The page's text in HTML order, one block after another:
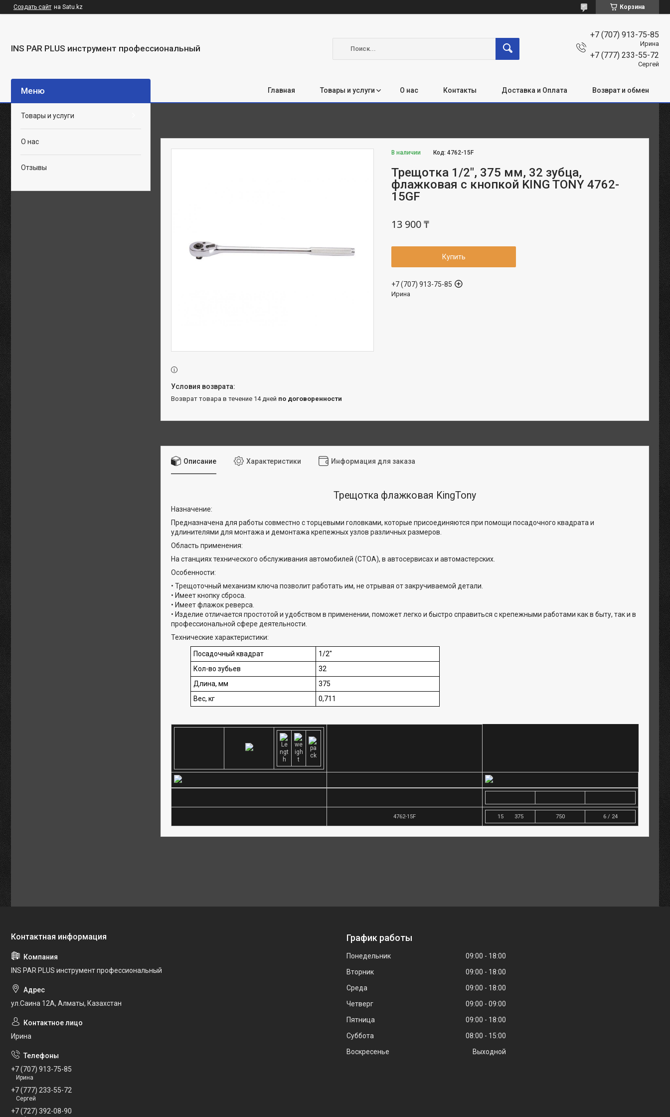
Создать сайт на Satu.kz Корзина
INS PAR PLUS инструмент профессиональный
+7 (707) 913-75-85
Ирина
+7 (777) 233-55-72
Сергей
Главная Товары и услуги О нас Контакты Доставка и Оплата Возврат и обмен
В наличии Код:4762-15F
Трещотка 1/2", 375 мм, 32 зубца,
флажковая с кнопкой KING TONY 4762-
15GF
13 900 ₸
Купить
+7 (707) 913-75-85
Ирина
возврат товара в течение 14 дней по договоренности
Описание Характеристики Информация для заказа
Трещотка флажковая KingTony
Назначение:
Предназначена для работы совместно с торцевыми головками, которые присоединяются при помощи посадочного квадрата и
удлинителями для монтажа и демонтажа крепежных узлов различных размеров.
Область применения:
На станциях технического обслуживания автомобилей (СТОА), в автосервисах и автомастерских.
Особенности:
• Трещоточный механизм ключа позволит работать им, не отрывая от закручиваемой детали.
• Имеет кнопку сброса.
• Имеет флажок реверса.
• Изделие отличается простотой и удобством в применении, поможет легко и быстро справиться с крепежными работами как в быту, так и в
профессиональной сфере деятельности.
Технические характеристики:
Посадочный квадрат
1/2"
Кол-во зубьев
32
Длина, мм
375
Вес, кг
0,711
4762-15F 15 375 750 6 / 24
Товары и услуги
О нас
Отзывы
INS PAR PLUS инструмент профессиональный
ул.Саина 12А, Алматы, Казахстан
Ирина
+7 (707) 913-75-85
Ирина
+7 (777) 233-55-72
Сергей
+7 (727) 392-08-90
График работы
Понедельник 09:00
18:00
Вторник
09:00
18:00
Среда
09:00
18:00
Четверг
09:00
09:00
Пятница
09:00
18:00
Суббота
08:00
15:00
Воскресенье
Выходной